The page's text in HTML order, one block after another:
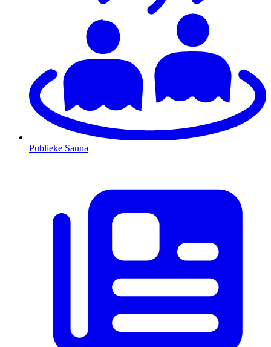
Publieke Sauna